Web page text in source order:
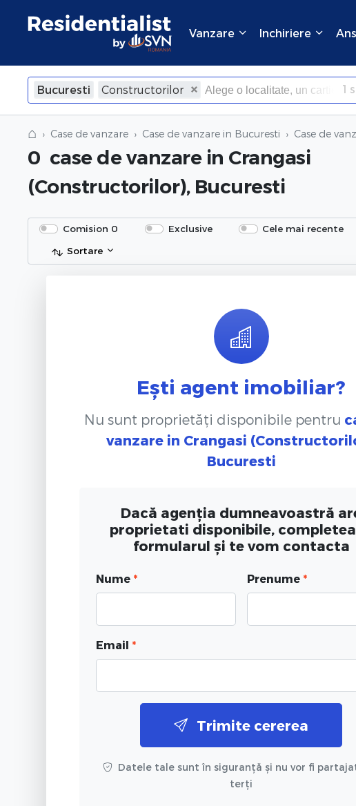
Vanzare Inchiriere
Bucuresti Constructorilor
×Inchide
1
⌂ Case de vanzare Case de vanzare in Bucuresti Case de
0 case de vanzare in Crangasi
(Constructorilor), Bucuresti
Comision 0 Exclusive Cele mai recente
Sortare
Ești agent imobiliar?
Nu sunt proprietăți disponibile pentru
vanzare in Crangasi
Bucuresti
Dacă agenția dumneavoastră
proprietati disponibile,
formularul și te vom contacta
Nume * Prenume *
Email *
Trimite cererea
Datele tale sunt în siguranță și nu vor fi
terți